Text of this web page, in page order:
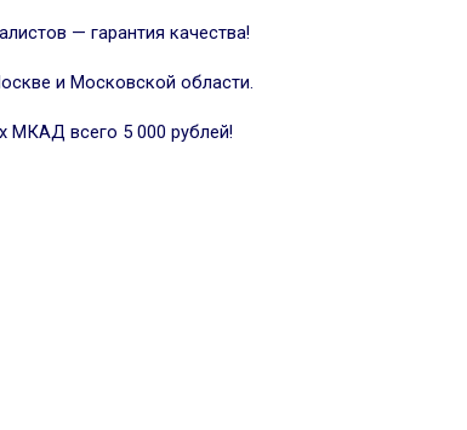
— гарантия качества!
и Московской области.
МКАД всего 5 000 рублей!